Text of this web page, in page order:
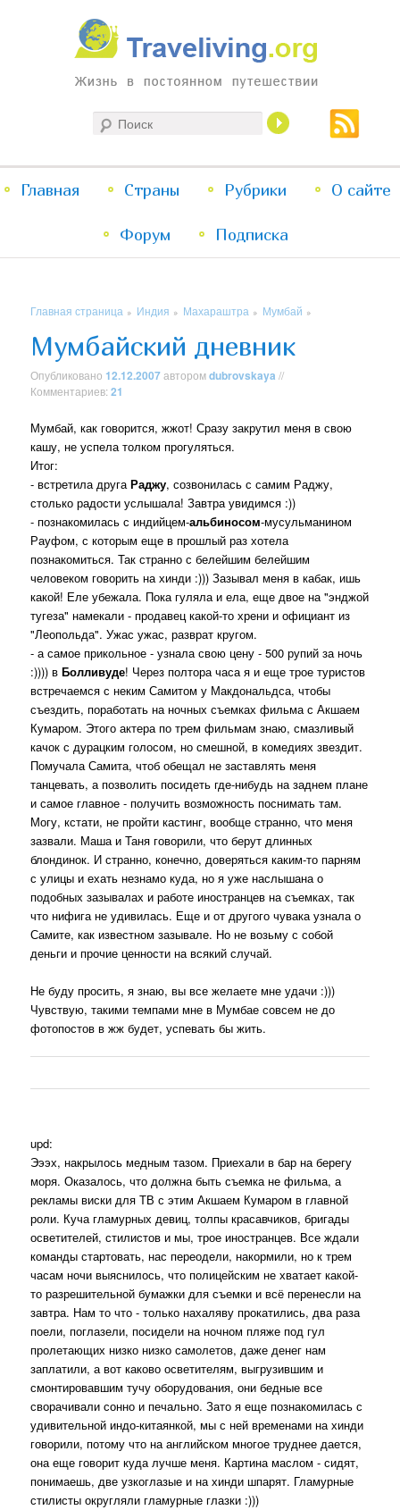
Traveliving
Жизнь в постоянном путешествии
меню
Перейти
к
Перейти
к
Главная Страны Рубрики О сайте
Форум Подписка
Главная страница » Индия » Махараштра » Мумбай »
Мумбайский дневник
Опубликовано 12.12.2007авторомdubrovskaya //
Комментариев:21
Мумбай, как говорится, жжот! Сразу закрутил меня в свою
кашу, не успела толком прогуляться.
Итог:
- встретила другаРаджу, созвонилась с самим Раджу,
столько радости услышала! Завтра увидимся :))
- познакомилась с индийцем-альбиносом-мусульманином
Рауфом, с которым еще в прошлый раз хотела
познакомиться. Так странно с белейшим белейшим
человеком говорить на хинди :))) Зазывал меня в кабак, ишь
какой! Еле убежала. Пока гуляла и ела, еще двое на "энджой
тугеза" намекали - продавец какой-то хрени и официант из
"Леопольда". Ужас ужас, разврат кругом.
- а самое прикольное - узнала свою цену - 500 рупий за ночь
:)))) вБолливуде! Через полтора часа я и еще трое туристов
встречаемся с неким Самитом у Макдональдса, чтобы
съездить, поработать на ночных съемках фильма с Акшаем
Кумаром. Этого актера по трем фильмам знаю, смазливый
качок с дурацким голосом, но смешной, в комедиях звездит.
Помучала Самита, чтоб обещал не заставлять меня
танцевать, а позволить посидеть где-нибудь на заднем плане
и самое главное - получить возможность поснимать там.
Могу, кстати, не пройти кастинг, вообще странно, что меня
зазвали. Маша и Таня говорили, что берут длинных
блондинок. И странно, конечно, доверяться каким-то парням
с улицы и ехать незнамо куда, но я уже наслышана о
подобных зазывалах и работе иностранцев на съемках, так
что нифига не удивилась. Еще и от другого чувака узнала о
Самите, как известном зазывале. Но не возьму с собой
деньги и прочие ценности на всякий случай.
Не буду просить, я знаю, вы все желаете мне удачи :)))
Чувствую, такими темпами мне в Мумбае совсем не до
фотопостов в жж будет, успевать бы жить.
upd:
Эээх, накрылось медным тазом. Приехали в бар на берегу
моря. Оказалось, что должна быть съемка не фильма, а
рекламы виски для ТВ с этим Акшаем Кумаром в главной
роли. Куча гламурных девиц, толпы красавчиков, бригады
осветителей, стилистов и мы, трое иностранцев. Все ждали
команды стартовать, нас переодели, накормили, но к трем
часам ночи выяснилось, что полицейским не хватает какой-
то разрешительной бумажки для съемки и всё перенесли на
завтра. Нам то что - только нахаляву прокатились, два раза
поели, поглазели, посидели на ночном пляже под гул
пролетающих низко низко самолетов, даже денег нам
заплатили, а вот каково осветителям, выгрузившим и
смонтировавшим тучу оборудования, они бедные все
сворачивали сонно и печально. Зато я еще познакомилась с
удивительной индо-китаянкой, мы с ней временами на хинди
говорили, потому что на английском многое труднее дается,
она еще говорит куда лучше меня. Картина маслом - сидят,
понимаешь, две узкоглазые и на хинди шпарят. Гламурные
стилисты округляли гламурные глазки :)))